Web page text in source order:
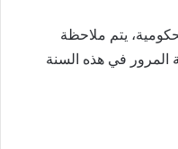
يتم ملاحظة
في هذه السنة